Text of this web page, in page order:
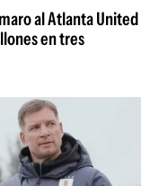
al Atlanta United
en tres